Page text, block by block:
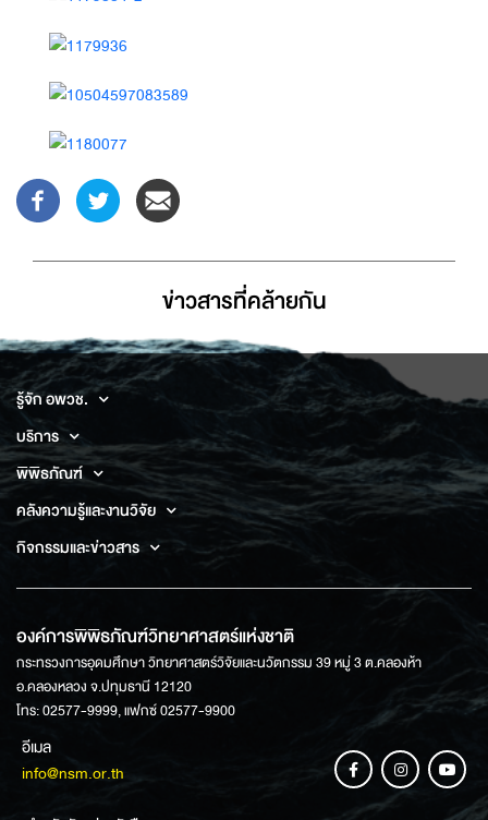
ข่าวสารที่่คล้ายกัน
รู้จัก อพวช.
บริการ
พิพิธภัณฑ์
คลังความรู้และงานวิจัย
กิจกรรมและข่าวสาร
องค์การพิพิธภัณฑ์วิทยาศาสตร์แห่งชาติ
กระทรวงการอุดมศึกษา วิทยาศาสตร์วิจัยและนวัตกรรม 39 หมู่ 3 ต.คลองห้า
อ.คลองหลวง จ.ปทุมธานี 12120
โทร: 02577-9999, แฟกซ์ 02577-9900
อีเมล
info@nsm.or.th